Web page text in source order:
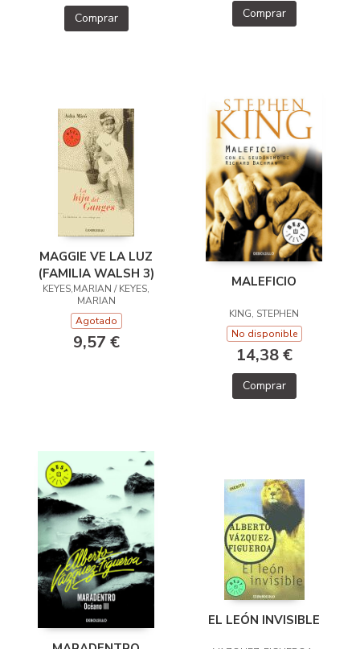
Comprar Comprar
MAGGIE VE LA LUZ
(FAMILIA WALSH 3)
KEYES,MARIAN / KEYES,
MARIAN
Agotado
9,57 €
MALEFICIO
KING, STEPHEN
No disponible
14,38 €
Comprar
EL LEÓN INVISIBLE